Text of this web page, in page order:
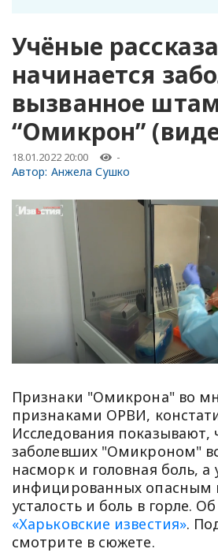
Учёные
начинается
вызванное
“Омикрон”
18.01.2022 20:00 -
Автор: Анжела Сушко
Признаки "Омикрона" во
признаками ОРВИ,
Исследования показывают,
заболевших "Омикроном"
насморк и головная боль, а
инфицированных опасным
усталость и боль в горле.
«Харьковские известия».
смотрите в сюжете.